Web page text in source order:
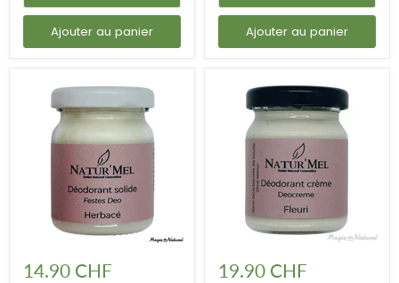
Ajouter au panier Ajouter au panier
solide
14.90 CHF
crème
19.90 CHF